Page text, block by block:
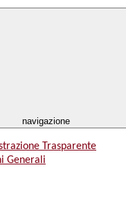
navigazione
Trasparente
Generali